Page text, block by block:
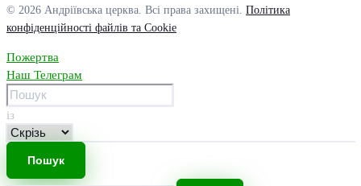
© 2026 Андріївська церква. Всі права захищені. Політика
конфіденційності файлів та Cookie
Пожертва
Наш Телеграм
із